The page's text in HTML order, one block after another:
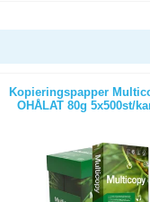
Kopieringspapper
OHÅLAT 80g 5x500st/